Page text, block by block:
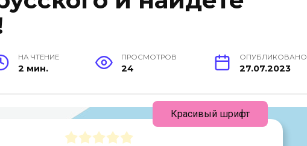
НА ЧТЕНИЕ
2 мин.
ПРОСМОТРОВ
24
ОПУБЛИКОВАНО
27.07.2023
Красивый шрифт